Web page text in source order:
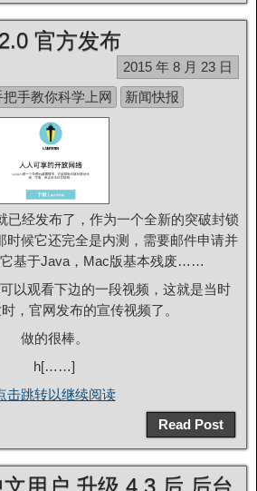
官方发布
2015 年 8 月 23 日
把手教你科学上网 新闻快报
已经发布了，作为一个全新的突破封锁
时候它还完全是内测，需要邮件申请并
基于Java，Mac版基本残废……
以观看下边的一段视频，这就是当时
，官网发布的宣传视频了。
做的很棒。
h[……]
击跳转以继续阅读
Read Post
用户 升级 4.3 后 后台